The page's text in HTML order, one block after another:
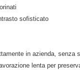
sofisticato
in azienda, senza
lenta per